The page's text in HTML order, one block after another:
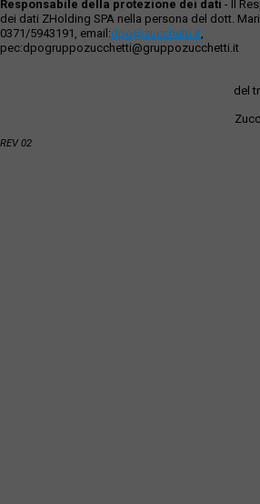
Responsabile della protezione dei dati - Il
dei dati ZHolding SPA nella persona del dott.
0371/5943191, email:dpo@zucchetti.it,
pec:dpogruppozucchetti@gruppozucchetti.it
del
REV 02